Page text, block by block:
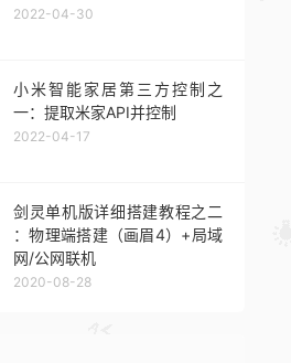
2022-04-30
小米智能家居第三方控制之
一：提取米家API并控制
2022-04-17
剑灵单机版详细搭建教程之二
：物理端搭建（画眉4）+局域
网/公网联机
2020-08-28